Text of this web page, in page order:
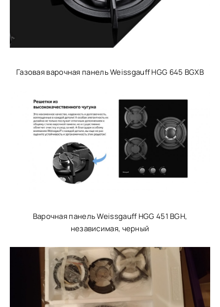
Газовая варочная панель Weissgauff HGG 645 BGXB
Варочная панель Weissgauff HGG 451 BGH,
независимая, черный